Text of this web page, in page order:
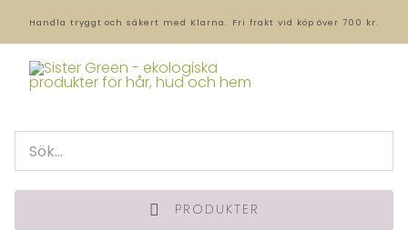
Handla tryggt och säkert med Klarna. Fri frakt vid köp över 700 kr.
PRODUKTER